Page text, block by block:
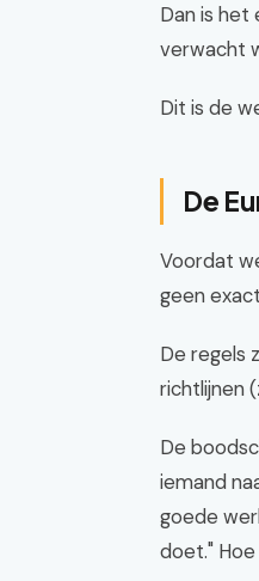
Dan is het
verwacht
Dit is de
De
Voordat
geen
De regels
richtlijnen
De
iemand
goede
doet." Hoe